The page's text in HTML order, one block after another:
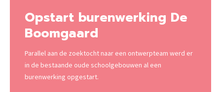
Opstart burenwerking De
Boomgaard
Parallel aan de zoektocht naar een ontwerpteam werd er
in de bestaande oude schoolgebouwen al een
burenwerking opgestart.